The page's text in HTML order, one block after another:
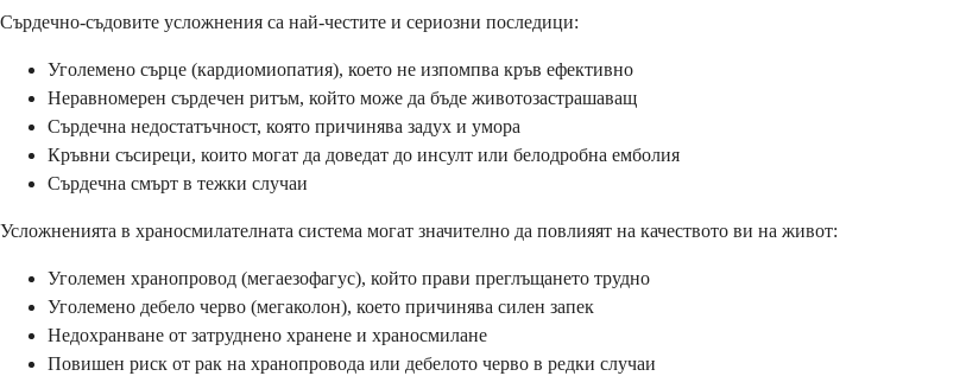
Сърдечно-съдовите усложнения са най-честите и сериозни последици:
Уголемено сърце (кардиомиопатия), което не изпомпва кръв ефективно
Неравномерен сърдечен ритъм, който може да бъде животозастрашаващ
Сърдечна недостатъчност, която причинява задух и умора
Кръвни съсиреци, които могат да доведат до инсулт или белодробна емболия
Сърдечна смърт в тежки случаи
Усложненията в храносмилателната система могат значително да повлияят на качеството ви на живот:
Уголемен хранопровод (мегаезофагус), който прави преглъщането трудно
Уголемено дебело черво (мегаколон), което причинява силен запек
Недохранване от затруднено хранене и храносмилане
Повишен риск от рак на хранопровода или дебелото черво в редки случаи